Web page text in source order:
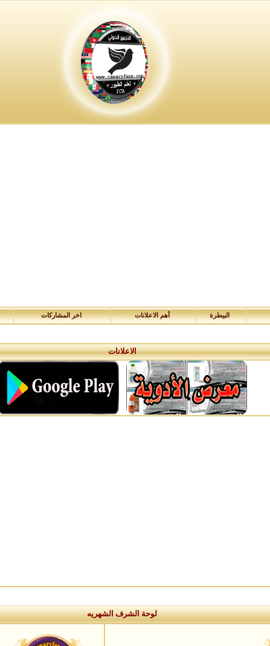
البيطرة أهم الاعلانات اخر المشاركات
الاعلانات
لوحة الشرف الشهريه